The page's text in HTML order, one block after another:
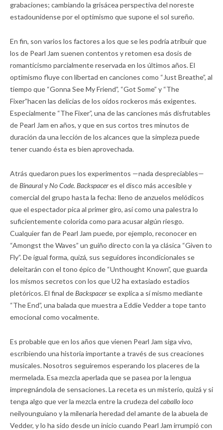
grabaciones; cambiando la grisácea perspectiva del noreste
estadounidense por el optimismo que supone el sol sureño.
En fin, son varios los factores a los que se les podría atribuir que
los de Pearl Jam suenen contentos y retomen esa dosis de
romanticismo parcialmente reservada en los últimos años. El
optimismo fluye con libertad en canciones como “Just Breathe”, al
tiempo que “Gonna See My Friend”, “Got Some” y “The
Fixer”hacen las delicias de los oídos rockeros más exigentes.
Especialmente “The Fixer”, una de las canciones más disfrutables
de Pearl Jam en años, y que en sus cortos tres minutos de
duración da una lección de los alcances que la simpleza puede
tener cuando ésta es bien aprovechada.
Atrás quedaron pues los experimentos —nada despreciables—
deBinauralyNo Code. Backspaceres el disco más accesible y
comercial del grupo hasta la fecha: lleno de anzuelos melódicos
que el espectador pica al primer giro, así como una palestra lo
suficientemente colorida como para acusar algún riesgo.
Cualquier fan de Pearl Jam puede, por ejemplo, reconocer en
“Amongst the Waves” un guiño directo con la ya clásica “Given to
Fly”. De igual forma, quizá, sus seguidores incondicionales se
deleitarán con el tono épico de “Unthought Known”, que guarda
los mismos secretos con los que U2 ha extasiado estadios
pletóricos. El final deBackspacer se explica a sí mismo mediante
“The End”, una balada que muestra a Eddie Vedder a tope tanto
emocional como vocalmente.
Es probable que en los años que vienen Pearl Jam siga vivo,
escribiendo una historia importante a través de sus creaciones
musicales. Nosotros seguiremos esperando los placeres de la
mermelada. Esa mezcla aperlada que se pasea por la lengua
impregnándola de sensaciones. La receta es un misterio, quizá y si
tenga algo que ver la mezcla entre la crudeza del caballo loco
neilyounguiano y la milenaria heredad del amante de la abuela de
Vedder, y lo ha sido desde un inicio cuando Pearl Jam irrumpió con